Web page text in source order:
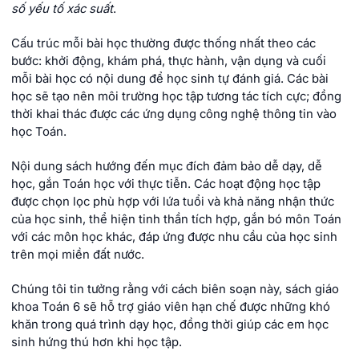
số yếu tố xác suất.
Cấu trúc mỗi bài học thường được thống nhất theo các
bước: khởi động, khám phá, thực hành, vận dụng và cuối
mỗi bài học có nội dung để học sinh tự đánh giá. Các bài
học sẽ tạo nên môi trường học tập tương tác tích cực; đồng
thời khai thác được các ứng dụng công nghệ thông tin vào
học Toán.
Nội dung sách hướng đến mục đích đảm bảo dễ dạy, dễ
học, gắn Toán học với thực tiễn. Các hoạt động học tập
được chọn lọc phù hợp với lứa tuổi và khả năng nhận thức
của học sinh, thể hiện tinh thần tích hợp, gắn bó môn Toán
với các môn học khác, đáp ứng được nhu cầu của học sinh
trên mọi miền đất nước.
Chúng tôi tin tưởng rằng với cách biên soạn này, sách giáo
khoa Toán 6 sẽ hỗ trợ giáo viên hạn chế được những khó
khăn trong quá trình dạy học, đồng thời giúp các em học
sinh hứng thú hơn khi học tập.